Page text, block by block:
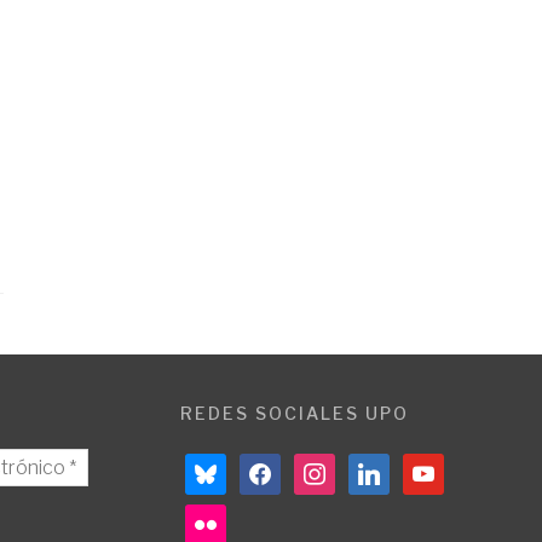
REDES SOCIALES UPO
blueskyfacebookinstagramlinkedin youtube
flickr